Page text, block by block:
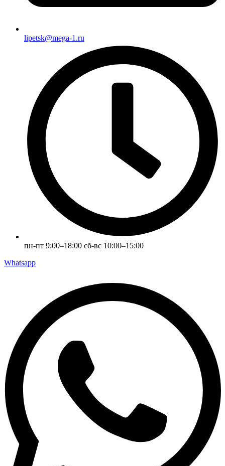
lipetsk@mega-1.ru
пн-пт 9:00–18:00 сб-вс 10:00–15:00
Whatsapp